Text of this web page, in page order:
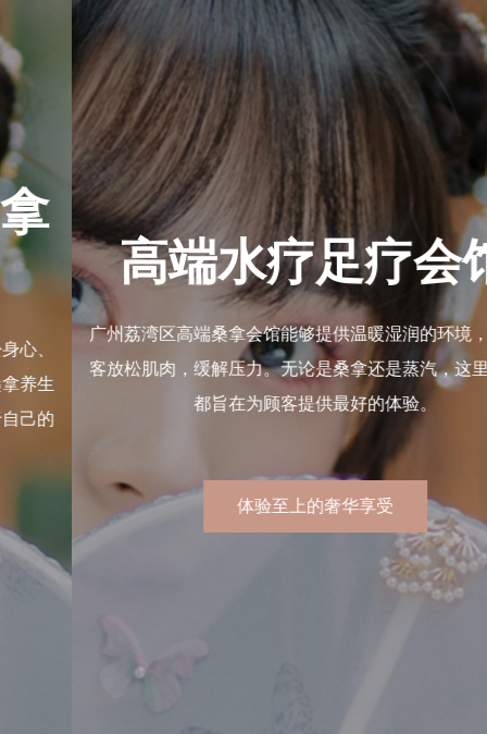
广州荔湾区高端桑拿
养生馆
以其卓越的服务和高品质的环境，成为了都市人放松身心、
恢复活力的绝佳选择。让我们一起走进广州荔湾区桑拿养生
馆，感受那份由内而外的舒适与放松，享受一段属于自己的